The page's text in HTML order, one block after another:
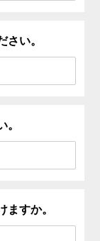
さい。
。
ますか。